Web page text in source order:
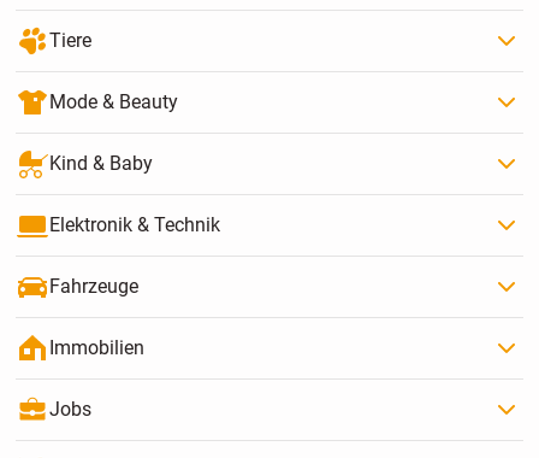
Tiere
Mode & Beauty
Kind & Baby
Elektronik & Technik
Fahrzeuge
Immobilien
Jobs